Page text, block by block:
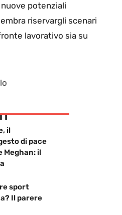
potenziali
riservargli scenari
lavorativo sia su
il
di pace
Meghan: il
sport
Il parere